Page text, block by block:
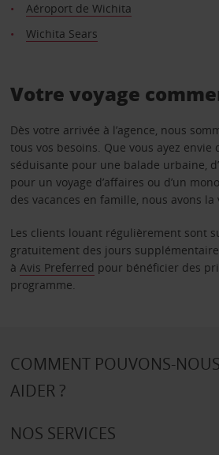
Aéroport de Wichita
Wichita Sears
Votre voyage
Dès votre arrivée à l’agence, nous
tous vos besoins. Que vous ayez envie
séduisante pour une balade urbaine,
pour un voyage d’affaires ou d’un
des vacances en famille, nous avons la
Les clients louant régulièrement sont
gratuitement des jours
à Avis Preferred pour bénéficier des
programme.
COMMENT POUVONS-
AIDER ?
NOS SERVICES